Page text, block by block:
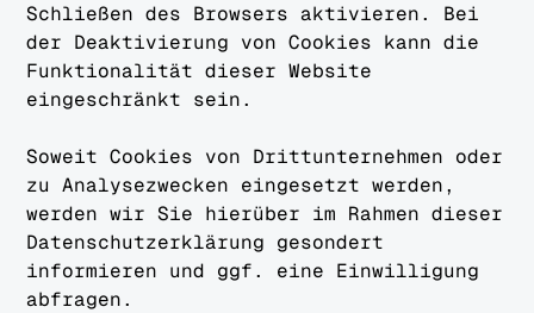
Schließen des Browsers aktivieren. Bei
der Deaktivierung von Cookies kann die
Funktionalität dieser Website
eingeschränkt sein.
Soweit Cookies von Drittunternehmen oder
zu Analysezwecken eingesetzt werden,
werden wir Sie hierüber im Rahmen dieser
Datenschutzerklärung gesondert
informieren und ggf. eine Einwilligung
abfragen.